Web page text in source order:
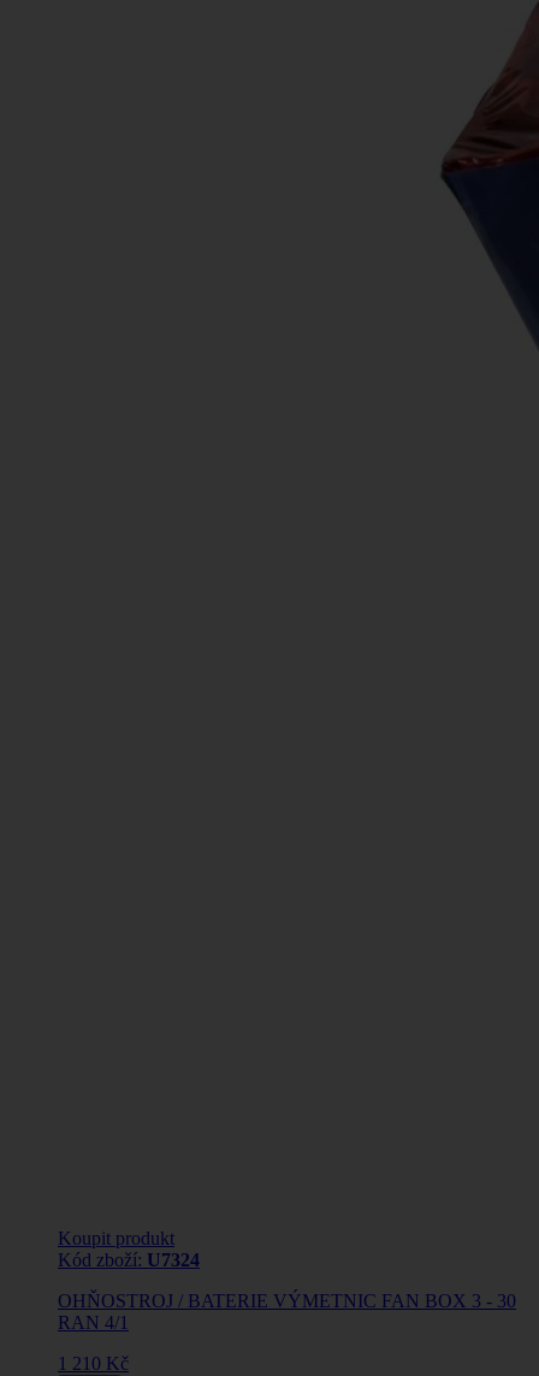
Koupit produkt
Kód zboží: U7324
OHŇOSTROJ / BATERIE VÝMETNIC FAN BOX 3 - 30
RAN 4/1
1 210 Kč